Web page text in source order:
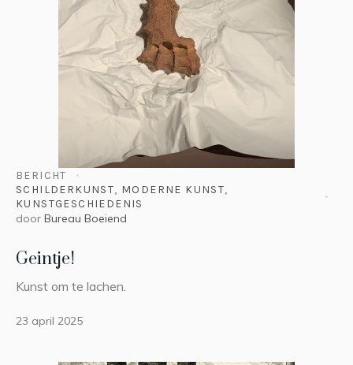
BERICHT
SCHILDERKUNST, MODERNE KUNST,
KUNSTGESCHIEDENIS
door Bureau Boeiend
Geintje!
Kunst om te lachen.
23 april 2025